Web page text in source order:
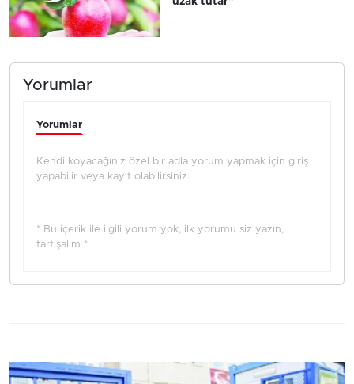
Yorumlar
Yorumlar
Kendi koyacağınız özel bir adla yorum yapmak için giriş
yapabilir veya kayıt olabilirsiniz.
* Bu içerik ile ilgili yorum yok, ilk yorumu siz yazın,
tartışalım *